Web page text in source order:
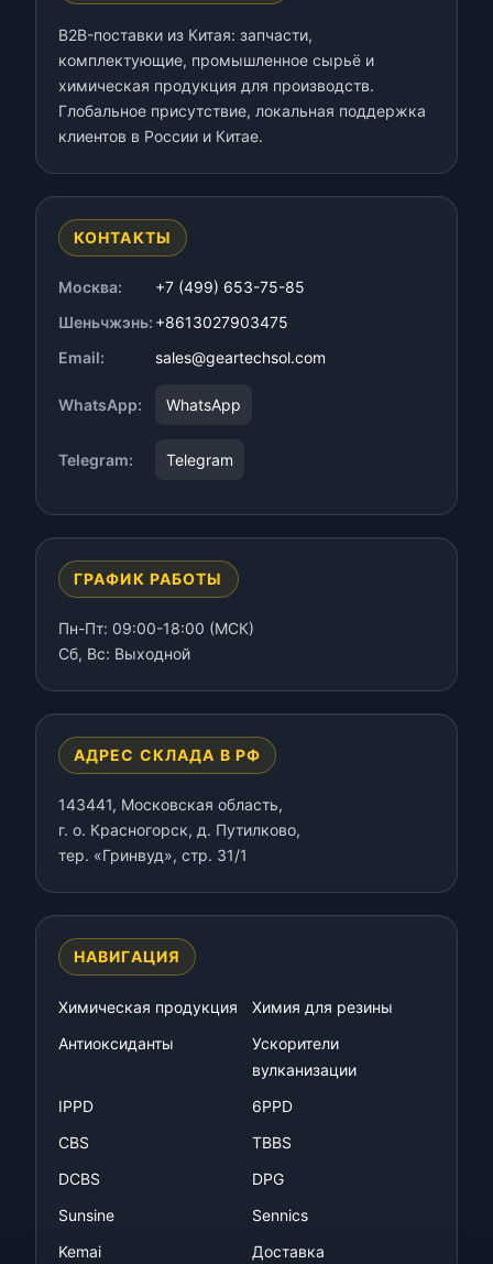
B2B-поставки из Китая: запчасти,
комплектующие, промышленное сырьё и
химическая продукция для производств.
Глобальное присутствие, локальная поддержка
клиентов в России и Китае.
КОНТАКТЫ
Москва:
+7 (499) 653-75-85
Шеньчжэнь: +8613027903475
Email:
sales@geartechsol.com
WhatsApp: WhatsApp
Telegram: Telegram
ГРАФИК РАБОТЫ
Пн-Пт: 09:00-18:00 (МСК)
Сб, Вс: Выходной
АДРЕС СКЛАДА В РФ
143441, Московская область,
г. о. Красногорск, д. Путилково,
тер. «Гринвуд», стр. 31/1
НАВИГАЦИЯ
Химическая продукция
Химия для резины
Антиоксиданты
Ускорители
вулканизации
IPPD
6PPD
CBS
TBBS
DCBS
DPG
Sunsine
Sennics
Kemai
Доставка